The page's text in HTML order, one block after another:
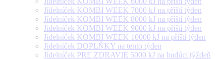
Jídelníček KOMBI WEEK 7000 kJ na příští týden
Jídelníček KOMBI WEEK 8000 kJ na příští týden
Jídelníček KOMBI WEEK 9000 kJ na příští týden
Jídelníček KOMBI WEEK 10000 kJ na příští týden
Jídelníček DOPLŇKY na tento týden
Jídelníček PRE ZDRAVIE 5000 kJ na budúci týždeň